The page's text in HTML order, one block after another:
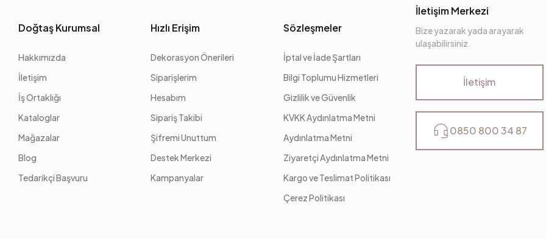
Doğtaş Kurumsal
Hakkımızda
İletişim
İş Ortaklığı
Kataloglar
Mağazalar
Blog
Tedarikçi Başvuru
Hızlı Erişim
Dekorasyon Önerileri
Siparişlerim
Hesabım
Sipariş Takibi
Şifremi Unuttum
Destek Merkezi
Kampanyalar
Sözleşmeler
İptal ve İade Şartları
Bilgi Toplumu Hizmetleri
Gizlilik ve Güvenlik
KVKK Aydınlatma Metni
Aydınlatma Metni
Ziyaretçi Aydınlatma Metni
Kargo ve Teslimat Politikası
Çerez Politikası
İletişim Merkezi
Bize yazarak yada arayarak
ulaşabilirsiniz.
İletişim
0850 800 34 87